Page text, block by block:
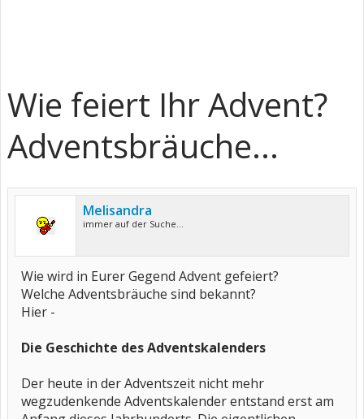
Wie feiert Ihr Advent?
Adventsbräuche...
Melisandra
immer auf der Suche...
Wie wird in Eurer Gegend Advent gefeiert?
Welche Adventsbräuche sind bekannt?
Hier -
Die Geschichte des Adventskalenders
Der heute in der Adventszeit nicht mehr
wegzudenkende Adventskalender entstand erst am